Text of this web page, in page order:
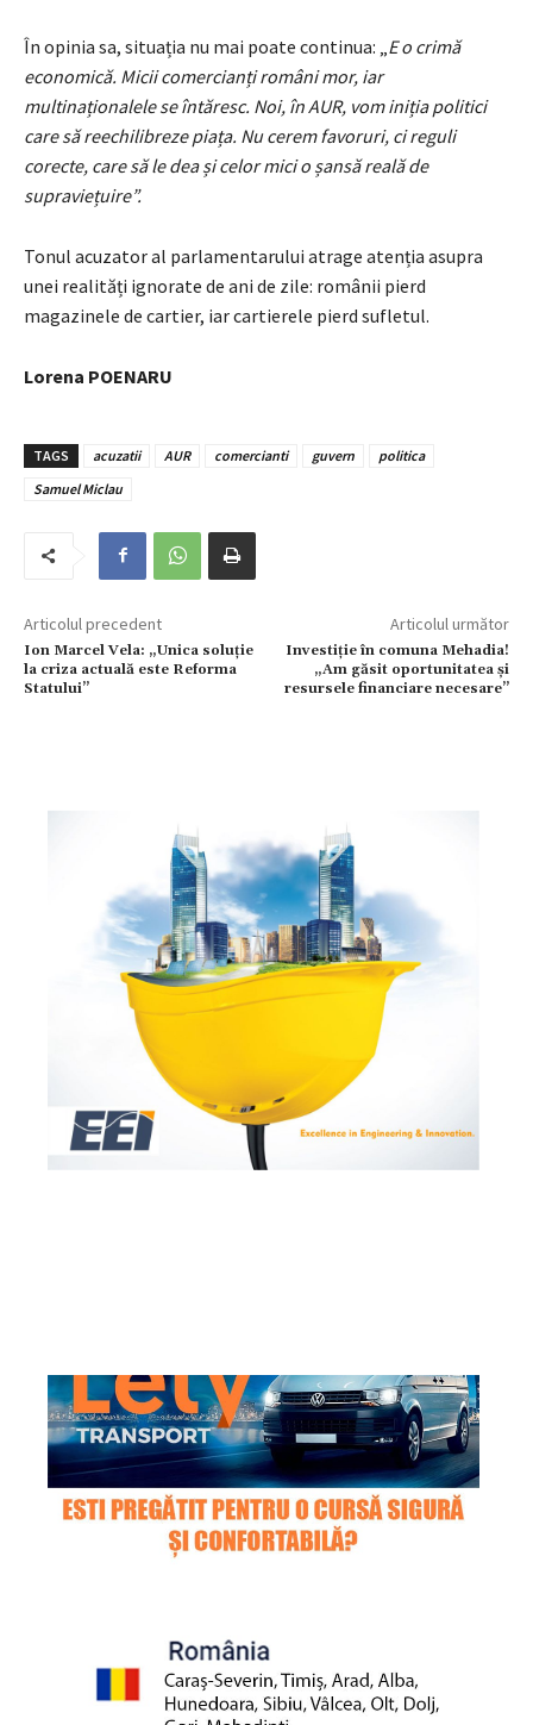
În opinia sa, situația nu mai poate continua: „ E o crimă
economică. Micii comercianți români mor, iar
multinaționalele se întăresc. Noi, în AUR, vom iniția politici
care să reechilibreze piața. Nu cerem favoruri, ci reguli
corecte, care să le dea și celor mici o șansă reală de
supraviețuire”.
Tonul acuzator al parlamentarului atrage atenția asupra
unei realități ignorate de ani de zile: românii pierd
magazinele de cartier, iar cartierele pierd sufletul.
Lorena POENARU
TAGS acuzatii AUR comercianti guvern
politica
Samuel Miclau
Articolul precedent
Ion Marcel Vela: „Unica soluție
la criza actuală este Reforma
Statului”
Articolul următor
Investiție în comuna Mehadia!
„Am găsit oportunitatea și
resursele financiare necesare”